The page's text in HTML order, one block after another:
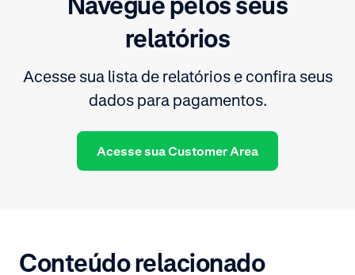
relatórios
Acesse sua lista de relatórios e confira seus
dados para pagamentos.
Acesse sua Customer Area
Conteúdo relacionado